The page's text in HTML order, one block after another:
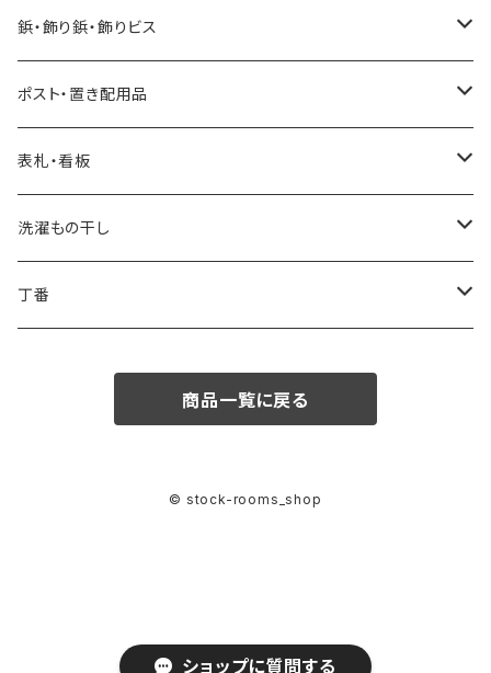
ショップに質問する
水性自然塗料
0.2L
0.7L
油性自然塗料
0.07L
0.75L
鋲・飾り鋲・飾りビス
太鼓鋲
飾りビス
ビスキャップ
ポスト・置き配用品
ポスト
スタッポ
ポスティーレ
スタンド・施工用品
後付け宅配ボックス
コンボミドルタイプ
置き配用品
表札・看板
看板
洗濯もの干し
ランドリー用ハンガーパイプ
丁番
商品一覧に戻る
© stock-rooms_shop